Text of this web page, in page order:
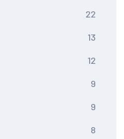
22
13
12
9
9
8